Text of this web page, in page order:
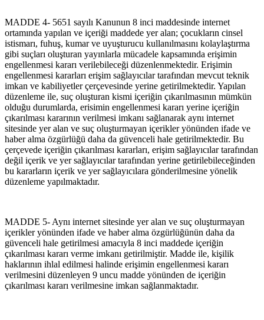
MADDE 4- 5651 sayılı Kanunun 8 inci maddesinde internet
ortamında yapılan ve içeriği maddede yer alan; çocukların cinsel
istismarı, fuhuş, kumar ve uyuşturucu kullanılmasını kolaylaştırma
gibi suçları oluşturan yayınlarla mücadele kapsamında erişimin
engellenmesi kararı verilebileceği düzenlenmektedir. Erişimin
engellenmesi kararları erişim sağlayıcılar tarafından mevcut teknik
imkan ve kabiliyetler çerçevesinde yerine getirilmektedir. Yapılan
düzenleme ile, suç oluşturan kismi içeriğin çıkarılmasının mümkün
olduğu durumlarda, erisimin engellenmesi kararı yerine içeriğin
çıkarılması kararının verilmesi imkanı sağlanarak aynı internet
sitesinde yer alan ve suç oluşturmayan içerikler yönünden ifade ve
haber alma özgürlüğü daha da güvenceli hale getirilmektedir. Bu
çerçevede içeriğin çıkarılması kararları, erişim sağlayıcılar tarafından
değil içerik ve yer sağlayıcılar tarafından yerine getirilebileceğinden
bu kararların içerik ve yer sağlayıcılara gönderilmesine yönelik
düzenleme yapılmaktadır.
MADDE 5- Aynı internet sitesinde yer alan ve suç oluşturmayan
içerikler yönünden ifade ve haber alma özgürlüğünün daha da
güvenceli hale getirilmesi amacıyla 8 inci maddede içeriğin
çıkarılması kararı verme imkanı getirilmiştir. Madde ile, kişilik
haklarının ihlal edilmesi halinde erişimin engellenmesi kararı
verilmesini düzenleyen 9 uncu madde yönünden de içeriğin
çıkarılması kararı verilmesine imkan sağlanmaktadır.